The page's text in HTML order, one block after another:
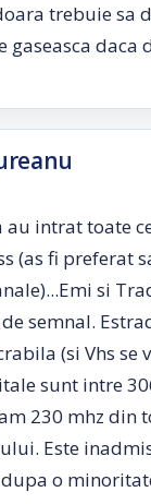
trebuie sa
gaseasca daca
au intrat toate
(as fi preferat
si
semnal.
(si Vhs se
sunt intre
230 mhz din
Este
o